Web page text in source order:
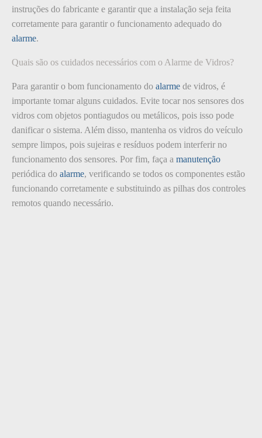
instruções do fabricante e garantir que a instalação seja feita
corretamente para garantir o funcionamento adequado do
alarme.
Quais são os cuidados necessários com o Alarme de Vidros?
Para garantir o bom funcionamento do alarme de vidros, é
importante tomar alguns cuidados. Evite tocar nos sensores dos
vidros com objetos pontiagudos ou metálicos, pois isso pode
danificar o sistema. Além disso, mantenha os vidros do veículo
sempre limpos, pois sujeiras e resíduos podem interferir no
funcionamento dos sensores. Por fim, faça a manutenção
periódica do alarme, verificando se todos os componentes estão
funcionando corretamente e substituindo as pilhas dos controles
remotos quando necessário.